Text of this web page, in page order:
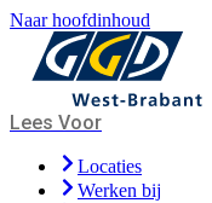
Naar hoofdinhoud
Lees Voor
Locaties
Werken bij